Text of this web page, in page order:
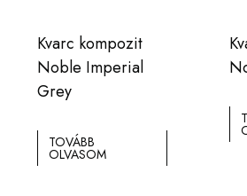
Kvarc kompozit
Noble Imperial
Grey
TOVÁBB
OLVASOM